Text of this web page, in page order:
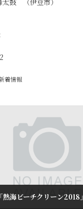
着情報
海ビーチクリーン2018」